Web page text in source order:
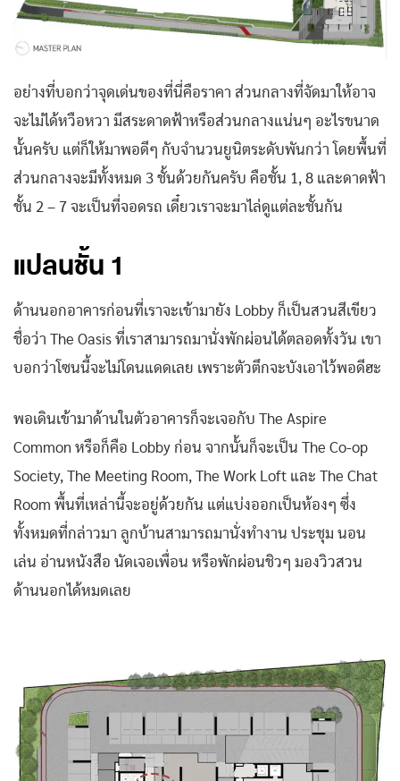
อย่างที่บอกว่าจุดเด่นของที่นี่คือราคา ส่วนกลางที่จัดมาให้อาจ
จะไม่ได้หวือหวา มีสระดาดฟ้าหรือส่วนกลางแน่นๆ อะไรขนาด
นั้นครับ แต่ก็ให้มาพอดีๆ กับจำนวนยูนิตระดับพันกว่า โดยพื้นที่
ส่วนกลางจะมีทั้งหมด 3 ชั้นด้วยกันครับ คือชั้น 1, 8 และดาดฟ้า
ชั้น 2 – 7 จะเป็นที่จอดรถ เดี๋ยวเราจะมาไล่ดูแต่ละชั้นกัน
แปลนชั้น 1
ด้านนอกอาคารก่อนที่เราจะเข้ามายัง Lobby ก็เป็นสวนสีเขียว
ชื่อว่า The Oasis ที่เราสามารถมานั่งพักผ่อนได้ตลอดทั้งวัน เขา
บอกว่าโซนนี้จะไม่โดนแดดเลย เพราะตัวตึกจะบังเอาไว้พอดีฮะ
พอเดินเข้ามาด้านในตัวอาคารก็จะเจอกับ The Aspire
Common หรือก็คือ Lobby ก่อน จากนั้นก็จะเป็น The Co-op
Society, The Meeting Room, The Work Loft และ The Chat
Room พื้นที่เหล่านี้จะอยู่ด้วยกัน แต่แบ่งออกเป็นห้องๆ ซึ่ง
ทั้งหมดที่กล่าวมา ลูกบ้านสามารถมานั่งทำงาน ประชุม นอน
เล่น อ่านหนังสือ นัดเจอเพื่อน หรือพักผ่อนชิวๆ มองวิวสวน
ด้านนอกได้หมดเลย